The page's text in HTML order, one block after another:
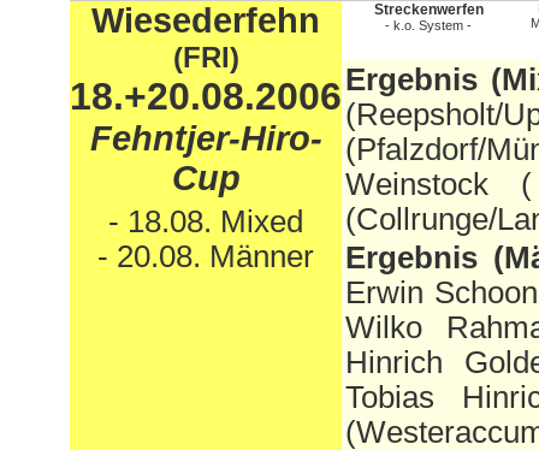
Wiesederfehn
(FRI)
18.+20.08.2006
Fehntjer-Hiro-
Cup
- 18.08. Mixed
- 20.08. Männer
Streckenwerfen
- k.o. System -
Ergebnis
(Reepsholt/
(Pfalzdorf/
(Collrunge/
Ergebnis
Erwin
Wilko
Hinrich
Tobias